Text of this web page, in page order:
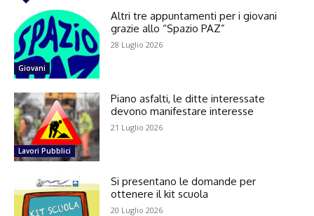
Giovani
Altri tre appuntamenti per i giovani
grazie allo “Spazio PAZ”
28 Luglio 2026
Lavori Pubblici
Piano asfalti, le ditte interessate
devono manifestare interesse
21 Luglio 2026
Si presentano le domande per
ottenere il kit scuola
20 Luglio 2026